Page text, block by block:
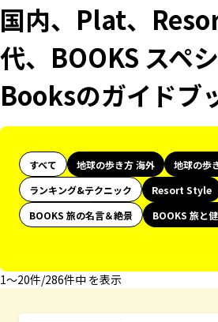
国内、Plat、
代、BOOKS スペ
Booksのガイドブ
すべて 地球の歩き方 海外 地球の歩
ランキング&テクニック
Resort Style
BOOKS 旅の名言＆絶景
BOOKS 旅と
1〜20件/286件中 を表示